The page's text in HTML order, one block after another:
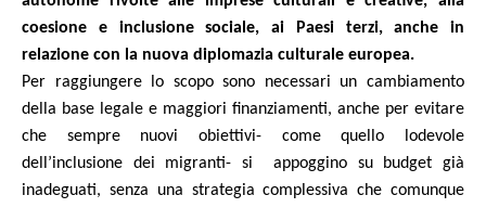
coesione e inclusione sociale, ai Paesi terzi, anche in
relazione con la nuova diplomazia culturale europea.
Per raggiungere lo scopo sono necessari un cambiamento
della base legale e maggiori finanziamenti, anche per evitare
che sempre nuovi obiettivi- come quello lodevole
dell’inclusione dei migranti- si
appoggino su budget già
inadeguati, senza una strategia complessiva che comunque